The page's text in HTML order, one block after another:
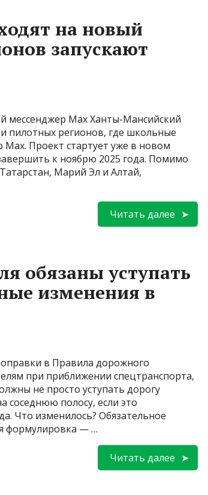
на новый
запускают
мессенджер Max Ханты-Мансийский
пилотных регионов, где школьные
Проект стартует уже в новом
к ноябрю 2025 года. Помимо
Марий Эл и Алтай,
Читать далее
обязаны уступать
изменения в
в Правила дорожного
при приближении спецтранспорта,
не просто уступать дорогу
соседнюю полосу, если это
Что изменилось? Обязательное
формулировка — …
Читать далее